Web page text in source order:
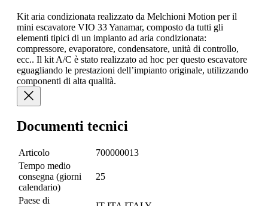
Kit aria condizionata realizzato da Melchioni Motion per il
mini escavatore VIO 33 Yanamar, composto da tutti gli
elementi tipici di un impianto ad aria condizionata:
compressore, evaporatore, condensatore, unità di controllo,
ecc.. Il kit A/C è stato realizzato ad hoc per questo escavatore
eguagliando le prestazioni dell’impianto originale, utilizzando
componenti di alta qualità.
Documenti tecnici
Articolo
700000013
Tempo medio
consegna (giorni
calendario)
25
Paese di